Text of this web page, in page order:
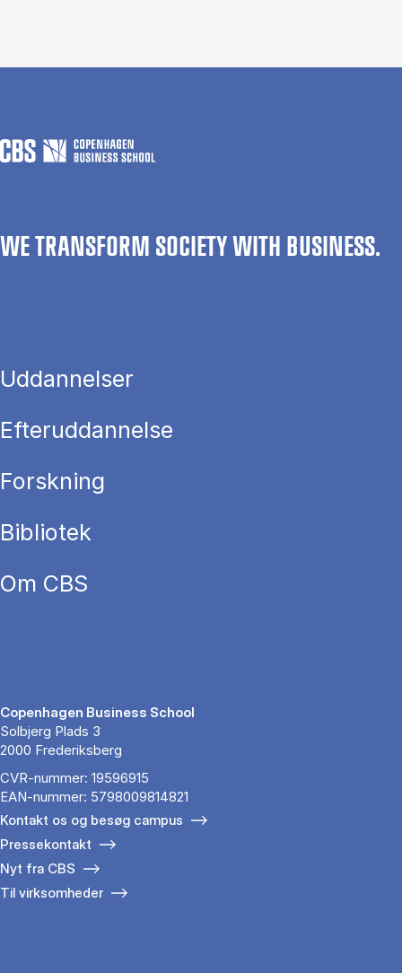
WE TRANSFORM SOCIETY WITH BUSINESS.
Uddannelser
Efteruddannelse
Forskning
Bibliotek
Om CBS
Copenhagen Business School
Solbjerg Plads 3
2000 Frederiksberg
CVR-nummer: 19596915
EAN-nummer: 5798009814821
Kontakt os og besøg campus
Pressekontakt
Nyt fra CBS
Til virksomheder